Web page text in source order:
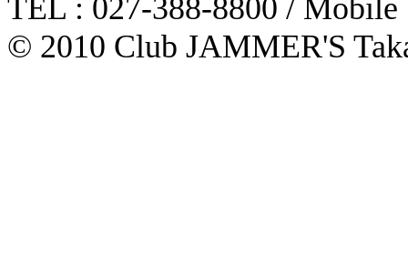
TEL : 027-388-8800 / Mobile
© 2010 Club JAMMER'S